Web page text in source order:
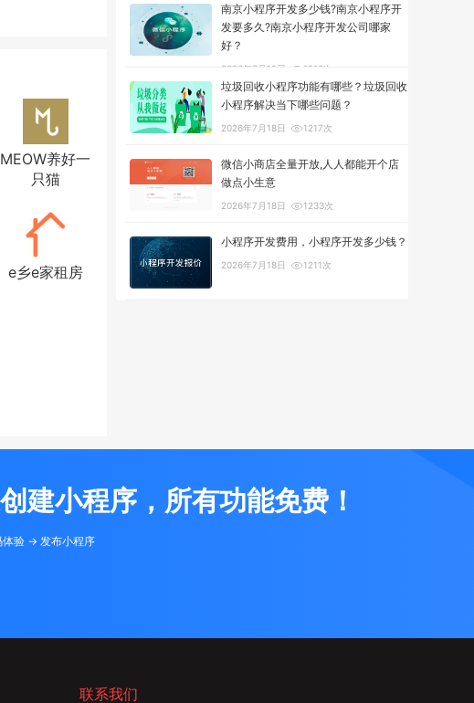
MEOW养好一
只猫
e乡e家租房
南京小程序开发多少钱?南京小程序开
发要多久?南京小程序开发公司哪家
好？
2026年7月18日 1319次
垃圾回收小程序功能有哪些？垃圾回收
小程序解决当下哪些问题？
2026年7月18日 1217次
微信小商店全量开放,人人都能开个店
做点小生意
2026年7月18日 1233次
小程序开发费用，小程序开发多少钱？
2026年7月18日 1211次
建小程序，所有功能免费！
验 -> 发布小程序
联系我们